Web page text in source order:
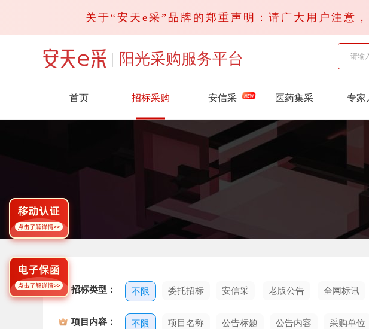
关于“安天e采”品牌的郑重声明：请广大用户注
阳光采购服务平台
首页 招标采购 安信采 医药集采 专家
老版公告 全网标讯
招标类型： 不限 委托招标 安信采
项目内容： 不限 项目名称 公告标题 公告内容 采购单位